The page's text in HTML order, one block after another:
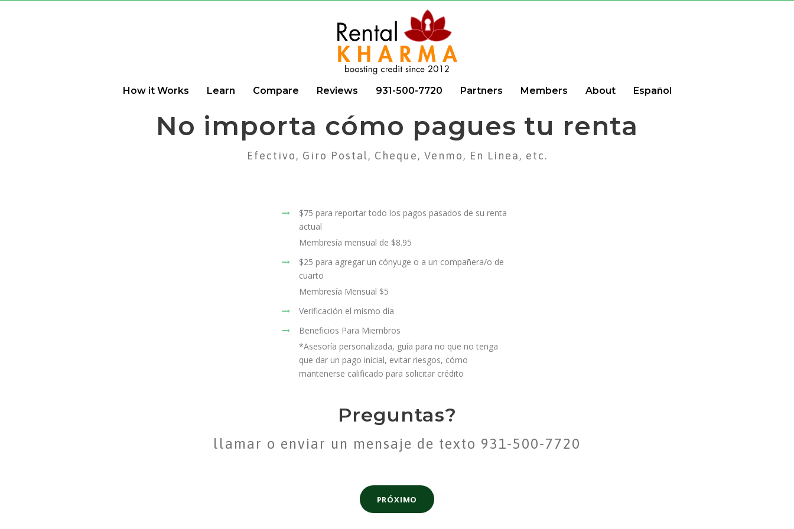
How it Works Learn Compare Reviews 931-500-7720 Partners Members About Español
No importa cómo pagues tu renta
Efectivo, Giro Postal, Cheque, Venmo, En Línea, etc.
$75 para reportar todo los pagos pasados de su renta
actual
Membresía mensual de $8.95
$25 para agregar un cónyuge o a un compañera/o de
cuarto
Membresía Mensual $5
Verificación el mismo día
Beneficios Para Miembros
*Asesoría personalizada, guía para no que no tenga
que dar un pago inicial, evitar riesgos, cómo
mantenerse calificado para solicitar crédito
Preguntas?
llamar o enviar un mensaje de texto 931-500-7720
PRÓXIMO